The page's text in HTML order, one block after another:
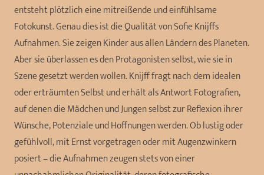
entsteht plötzlich eine mitreißende und einfühlsame
Fotokunst. Genau dies ist die Qualität von Sofie Knijffs
Aufnahmen. Sie zeigen Kinder aus allen Ländern des Planeten.
Aber sie überlassen es den Protagonisten selbst, wie sie in
Szene gesetzt werden wollen. Knijff fragt nach dem idealen
oder erträumten Selbst und erhält als Antwort Fotografien,
auf denen die Mädchen und Jungen selbst zur Reflexion ihrer
Wünsche, Potenziale und Hoffnungen werden. Ob lustig oder
gefühlvoll, mit Ernst vorgetragen oder mit Augenzwinkern
posiert – die Aufnahmen zeugen stets von einer